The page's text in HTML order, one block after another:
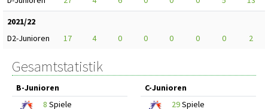
2021/22
D2-Junioren
17 4 0 0 0 0 0 2
Gesamtstatistik
B-Junioren
8 Spiele
C-Junioren
29Spiele